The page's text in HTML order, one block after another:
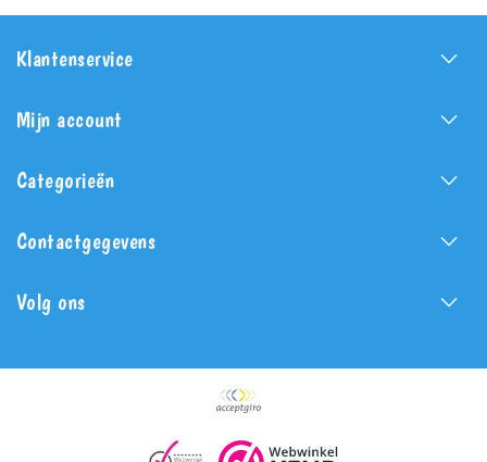
Klantenservice
Mijn account
Categorieën
Contactgegevens
Volg ons